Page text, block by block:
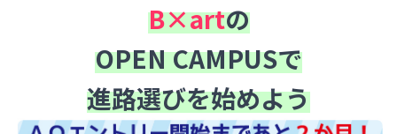
B×artの
OPEN CAMPUSで
進路選びを始めよう